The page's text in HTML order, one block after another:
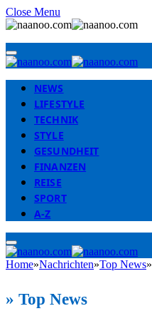
Close Menu
NEWS
LIFESTYLE
TECHNIK
STYLE
GESUNDHEIT
FINANZEN
REISE
SPORT
A-Z
Home»Nachrichten»Top News»
» Top News